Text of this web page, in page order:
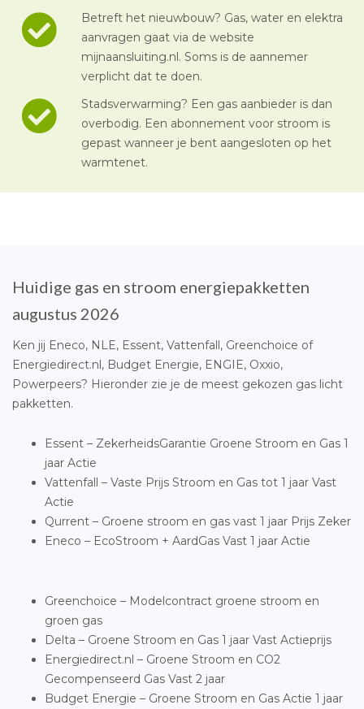
Betreft het nieuwbouw? Gas, water en elektra
aanvragen gaat via de website
mijnaansluiting.nl. Soms is de aannemer
verplicht dat te doen.
Stadsverwarming? Een gas aanbieder is dan
overbodig. Een abonnement voor stroom is
gepast wanneer je bent aangesloten op het
warmtenet.
Huidige gas en stroom energiepakketten
augustus 2026
Ken jij Eneco, NLE, Essent, Vattenfall, Greenchoice of
Energiedirect.nl, Budget Energie, ENGIE, Oxxio,
Powerpeers? Hieronder zie je de meest gekozen gas licht
pakketten.
Essent – ZekerheidsGarantie Groene Stroom en Gas 1
jaar Actie
Vattenfall – Vaste Prijs Stroom en Gas tot 1 jaar Vast
Actie
Qurrent – Groene stroom en gas vast 1 jaar Prijs Zeker
Eneco – EcoStroom + AardGas Vast 1 jaar Actie
Greenchoice – Modelcontract groene stroom en
groen gas
Delta – Groene Stroom en Gas 1 jaar Vast Actieprijs
Energiedirect.nl – Groene Stroom en CO2
Gecompenseerd Gas Vast 2 jaar
Budget Energie – Groene Stroom en Gas Actie 1 jaar